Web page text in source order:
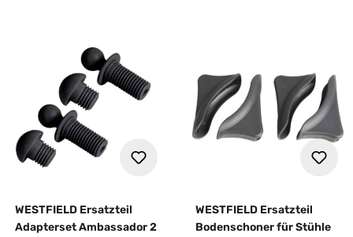
WESTFIELD Ersatzteil
Adapterset Ambassador 2
WESTFIELD Ersatzteil
Bodenschoner für Stühle